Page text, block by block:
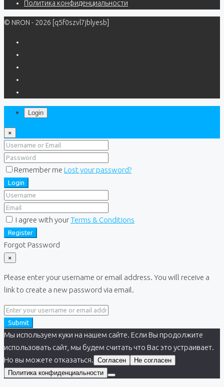
Политика конфиденциальности
© NRON - 2026 [q5f0szvl7jblyesb]
Login
×
Remember me Lost your password?
Login
I agree with yourTerms & Conditions
Register
Forgot Password
×
Please enter your username or email address. You will receive a
link to create a new password via email.
Submit
Мы используем куки на нашем сайте. Если Вы продолжите
использовать сайт, мы будем считать что Вас это устраивает.
Но вы можете отказаться. Согласен
Не согласен
Политика конфиденциальности